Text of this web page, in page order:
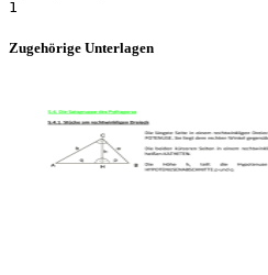
Zugehörige Unterlagen